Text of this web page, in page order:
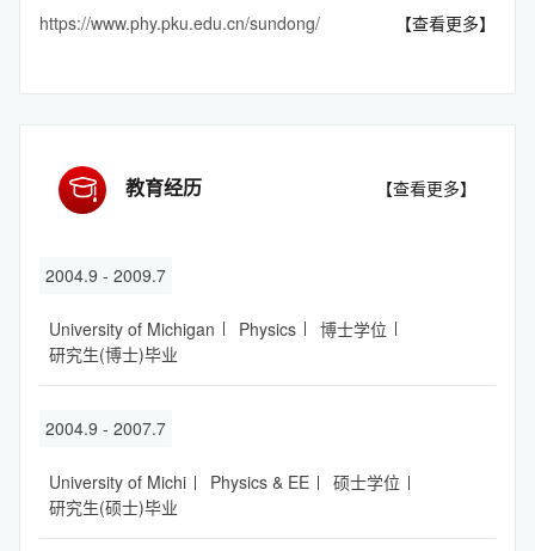
https://www.phy.pku.edu.cn/sundong/
【查看更多】
教育经历 【查看更多】
2004.9 - 2009.7
University of Michigan Physics
博士学位
研究生(博士)毕业
2004.9 - 2007.7
University of Michi Physics & EE
硕士学位
研究生(硕士)毕业